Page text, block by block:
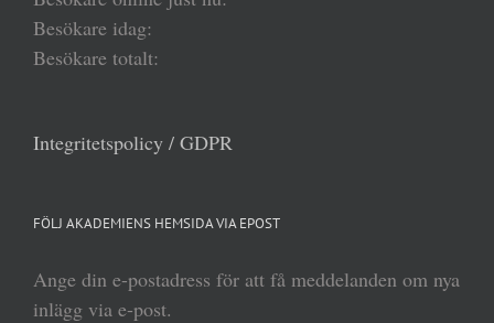
Besökare idag:
Besökare totalt:
Integritetspolicy / GDPR
FÖLJ AKADEMIENS HEMSIDA VIA EPOST
Ange din e-postadress för att få meddelanden om nya
inlägg via e-post.